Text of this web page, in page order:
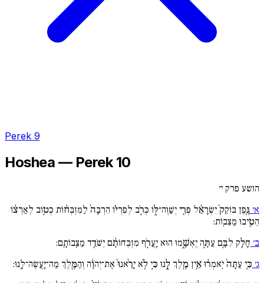
Perek 9
Hoshea — Perek 10
הושע פרק י׳
א׳ גֶּ֚פֶן בּוֹקֵק֙ יִשְׂרָאֵ֔ל פְּרִ֖י יְשַׁוֶּה־לּ֑וֹ כְּרֹ֣ב לְפִרְי֗וֹ הִרְבָּה֙ לַמִּזְבְּח֔וֹת כְּט֣וֹב לְאַרְצ֔וֹ
הֵטִ֖יבוּ מַצֵּבֽוֹת:
ב׳ חָלַ֥ק לִבָּ֖ם עַתָּ֣ה יֶאְשָׁ֑מוּ הוּא יַֽעֲרֹ֣ף מִזְבְּחוֹתָ֔ם יְשֹׁדֵ֖ד מַצֵּֽבוֹתָֽם:
ג׳ כִּ֚י עַתָּה֙ יֹֽאמְר֔וּ אֵ֥ין מֶ֖לֶךְ לָ֑נוּ כִּ֣י לֹ֚א יָרֵ֙אנוּ֙ אֶת־יְהֹוָ֔ה וְהַמֶּ֖לֶךְ מַה־יַּֽעֲשֶׂה־לָּֽנוּ: